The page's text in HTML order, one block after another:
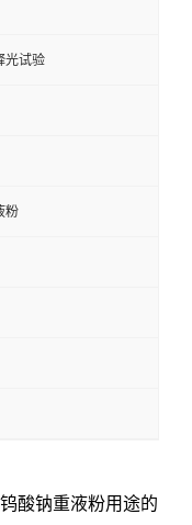
光试验
粉
酸钠重液粉用途的